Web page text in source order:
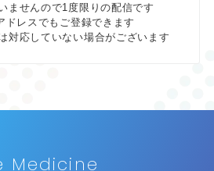
ませんので1度限りの配信です
レスでもご登録できます
対応していない場合がございます
Medicine